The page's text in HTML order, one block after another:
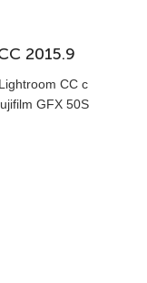
2015.9
CC c
GFX 50S